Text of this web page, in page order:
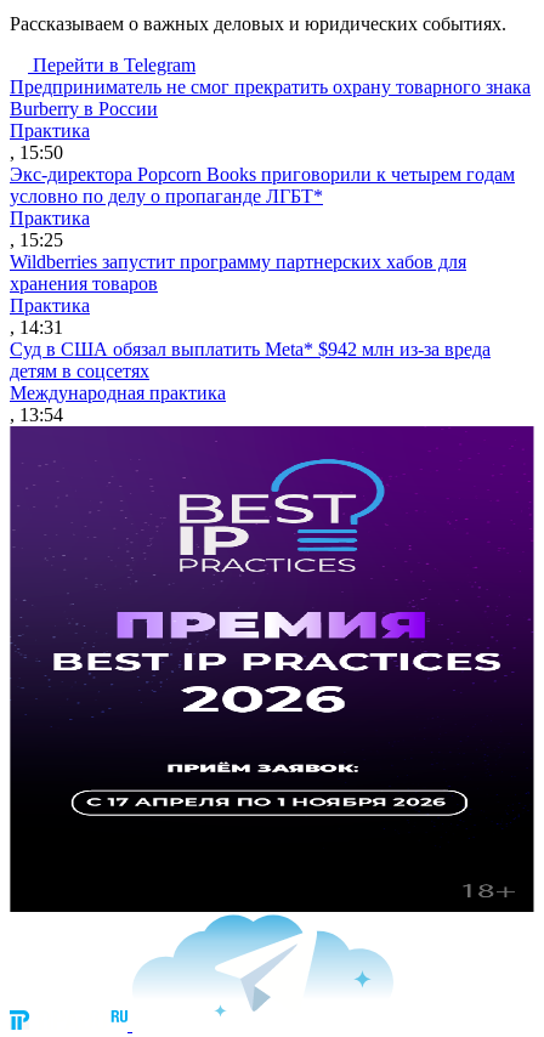
Рассказываем о важных деловых и юридических событиях.
Перейти в Telegram
Предприниматель не смог прекратить охрану товарного знака
Burberry в России
Практика
, 15:50
Экс-директора Popcorn Books приговорили к четырем годам
условно по делу о пропаганде ЛГБТ*
Практика
, 15:25
Wildberries запустит программу партнерских хабов для
хранения товаров
Практика
, 14:31
Суд в США обязал выплатить Meta* $942 млн из-за вреда
детям в соцсетях
Международная практика
, 13:54